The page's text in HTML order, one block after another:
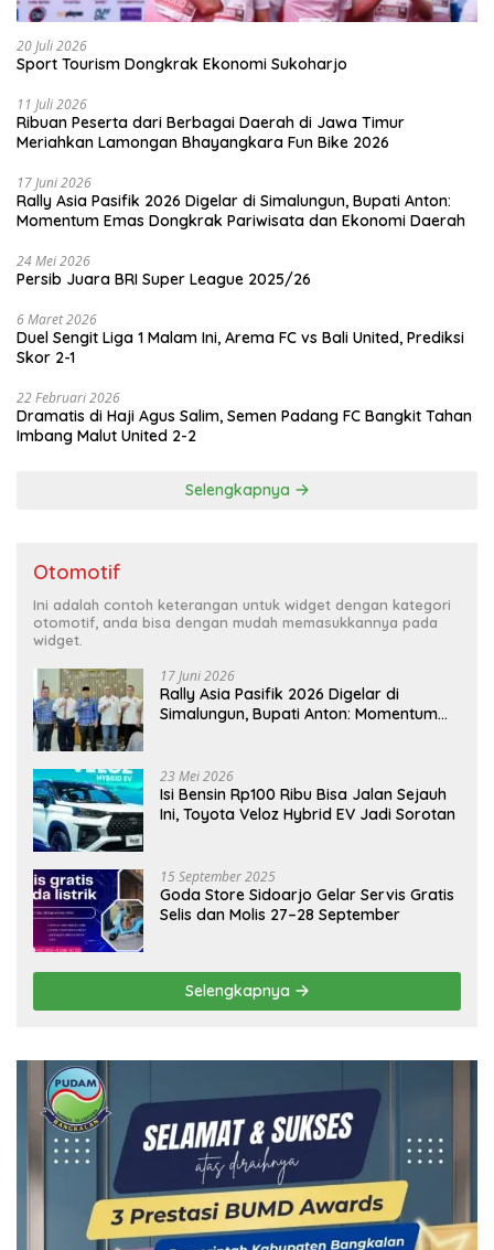
20 Juli 2026
Sport Tourism Dongkrak Ekonomi Sukoharjo
11 Juli 2026
Ribuan Peserta dari Berbagai Daerah di Jawa Timur
Meriahkan Lamongan Bhayangkara Fun Bike 2026
17 Juni 2026
Rally Asia Pasifik 2026 Digelar di Simalungun, Bupati Anton:
Momentum Emas Dongkrak Pariwisata dan Ekonomi Daerah
24 Mei 2026
Persib Juara BRI Super League 2025/26
6 Maret 2026
Duel Sengit Liga 1 Malam Ini, Arema FC vs Bali United, Prediksi
Skor 2-1
22 Februari 2026
Dramatis di Haji Agus Salim, Semen Padang FC Bangkit Tahan
Imbang Malut United 2-2
Selengkapnya
Otomotif
Ini adalah contoh keterangan untuk widget dengan kategori
otomotif, anda bisa dengan mudah memasukkannya pada
widget.
17 Juni 2026
Rally Asia Pasifik 2026 Digelar di
Simalungun, Bupati Anton: Momentum
23 Mei 2026
Isi Bensin Rp100 Ribu Bisa Jalan Sejauh
Ini, Toyota Veloz Hybrid EV Jadi Sorotan
15 September 2025
Goda Store Sidoarjo Gelar Servis Gratis
Selis dan Molis 27–28 September
Selengkapnya